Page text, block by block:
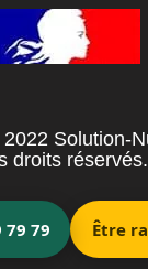
Solution-
droits réservés.